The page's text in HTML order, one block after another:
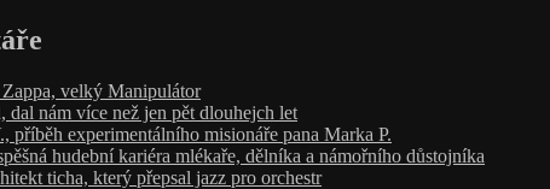
velký Manipulátor
dal nám více než jen pět dlouhejch let
příběh experimentálního misionáře pana Marka P.
hudební kariéra mlékaře, dělníka a námořního důstojníka
ticha, který přepsal jazz pro orchestr